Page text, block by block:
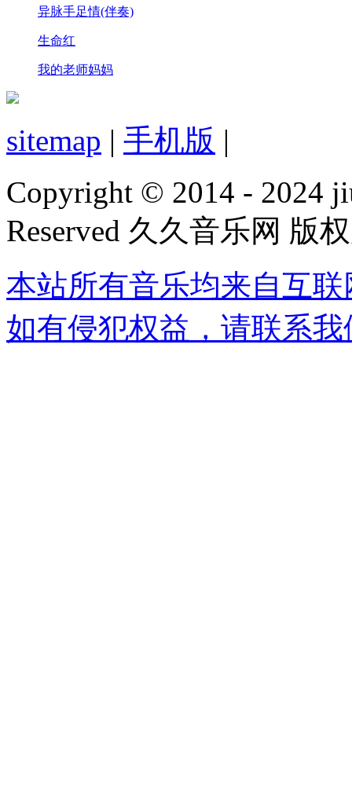
异脉手足情(伴奏)
生命红
我的老师妈妈
sitemap | 手机版 |
Copyright © 2014 - 2024
Reserved 久久音乐网 版
本站所有音乐均来自互
如有侵犯权益，请联系